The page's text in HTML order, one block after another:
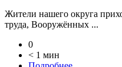
Жители нашего округа
труда, Вооружённых ...
0
< 1 мин